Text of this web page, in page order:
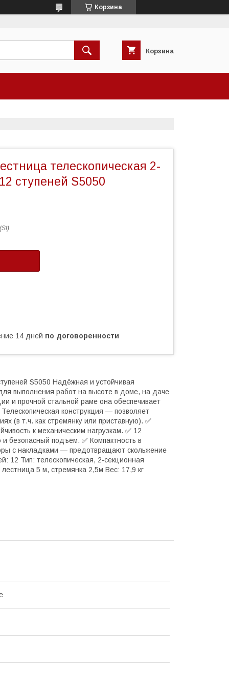
Корзина
Корзина
телескопическая 2-
ступеней S5050
14 дней по договоренности
S5050 Надёжная и устойчивая
выполнения работ на высоте в доме, на даче
и прочной стальной раме она обеспечивает
конструкция — позволяет
(в т.ч. как стремянку или приставную). ✅
к механическим нагрузкам. ✅ 12
безопасный подъём. ✅ Компактность в
с накладками — предотвращают скольжение
12 Тип: телескопическая, 2-секционная
5 м, стремянка 2,5м Вес: 17,9 кг